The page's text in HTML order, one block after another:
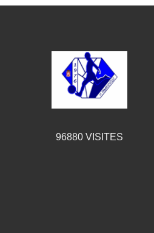
96880VISITES